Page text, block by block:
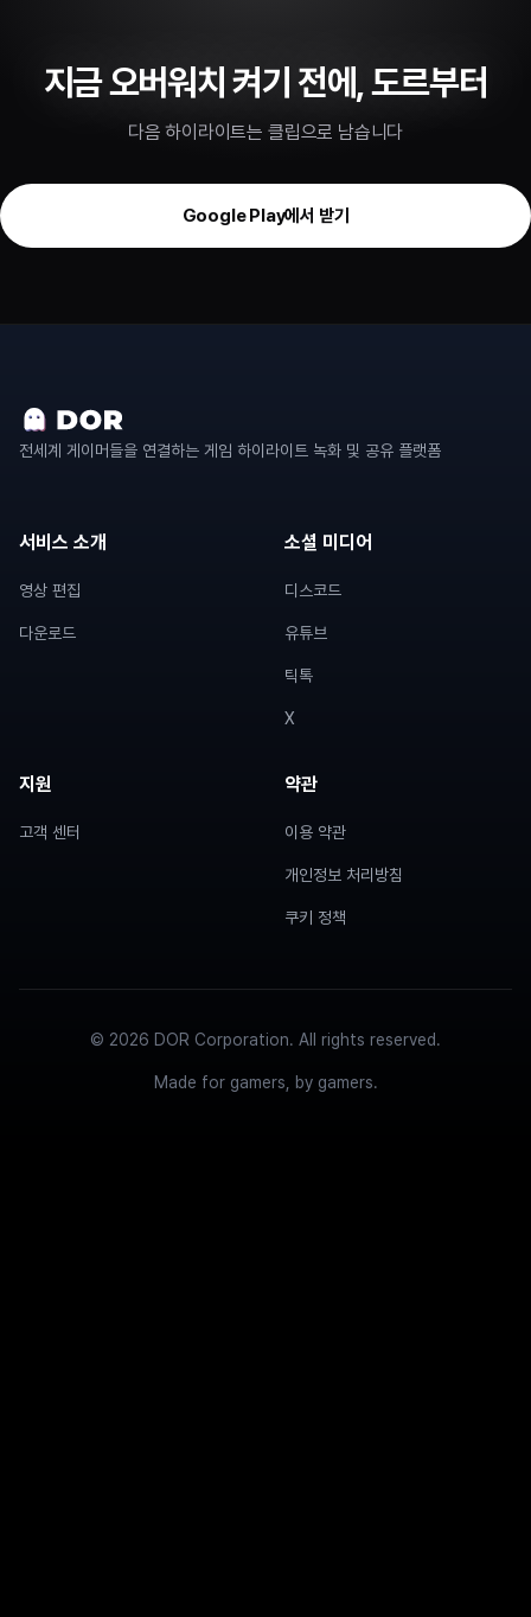
지금 오버워치 켜기 전에, 도르부터
다음 하이라이트는 클립으로 남습니다
Google Play에서 받기
전세계 게이머들을 연결하는 게임 하이라이트 녹화 및 공유 플랫폼
서비스 소개
영상 편집
다운로드
소셜 미디어
디스코드
유튜브
틱톡
X
지원
고객 센터
약관
이용 약관
개인정보 처리방침
쿠키 정책
© 2026 DOR Corporation. All rights reserved.
Made for gamers, by gamers.